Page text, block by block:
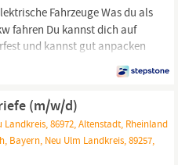
Fahrzeuge Was du als
fahren Du kannst dich auf
und kannst gut anpacken
rein Werde Postbote bei
du den Menschen in
Dabei lässt du dir von
(m/w/d)
86972, Altenstadt, Rheinland
Bayern, Neu Ulm Landkreis, 89257,